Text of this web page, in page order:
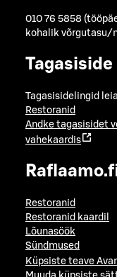
010 76 5858
kohalik võrgutasu/
Tagasiside
Tagasisidelingid
Restoranid
Andke tagasisidet
vahekaardis
Restoranid
Restoranid kaardil
Lõunasöök
Sündmused
Küpsiste teave